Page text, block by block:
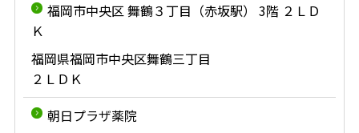
福岡市中央区 舞鶴３丁目（赤坂駅） 3階 ２ＬＤ
Ｋ
福岡県福岡市中央区舞鶴三丁目
２ＬＤＫ
朝日プラザ薬院